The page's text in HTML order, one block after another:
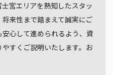
宮エリアを熟知したスタッ
来性まで踏まえて誠実にご
心して進められるよう、資
すくご説明いたします。お